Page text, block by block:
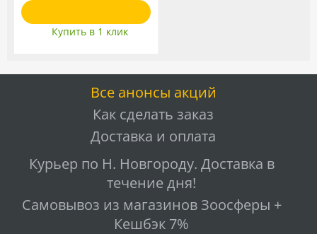
Купить в 1 клик
Все анонсы акций
Как сделать заказ
Доставка и оплата
Курьер по Н. Новгороду. Доставка в
течение дня!
Самовывоз из магазинов Зоосферы +
Кешбэк 7%